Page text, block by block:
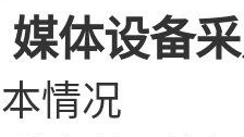
媒体设备
情况